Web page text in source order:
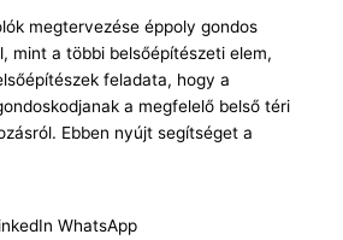
megtervezése éppoly gondos
mint a többi belsőépítészeti elem,
feladata, hogy a
a megfelelő belső téri
Ebben nyújt segítséget a
WhatsApp